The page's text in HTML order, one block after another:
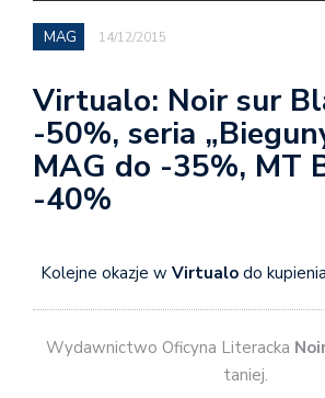
MAG 14/12/2015
Virtualo: Noir sur
-50%, seria
MAG do -35%, MT
-40%
Kolejne okazje w Virtualodo
Wydawnictwo Oficyna Literacka
taniej.